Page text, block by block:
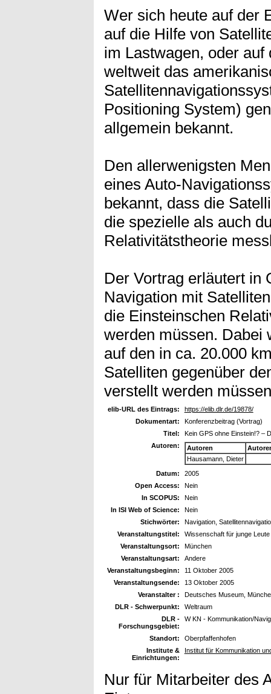
Wer sich heute auf der
auf die Hilfe von
im Lastwagen, oder
weltweit das
Positioning System)
allgemein bekannt.
Den allerwenigsten
eines Auto-
bekannt, dass die
die spezielle als auch
Relativitätstheorie
Der Vortrag erläutert in
Navigation mit
die Einsteinschen
werden müssen. Dabei
auf den in ca. 20.000
Satelliten gegenüber
verstellt werden
elib-URL des Eintrags:
https://elib.dlr.de/19878/
Dokumentart:
Konferenzbeitrag (Vortrag)
Titel:
Kein GPS ohne Einstein!? –
Autoren:
Autoren
Hausamann, Dieter
Datum:
2005
Open Access:
Nein
In SCOPUS:
Nein
In ISI Web of Science:
Nein
Stichwörter:
Navigation,
Veranstaltungstitel:
Wissenschaft für junge Leute
Veranstaltungsort:
München
Veranstaltungsart:
Andere
Veranstaltungsbeginn:
11 Oktober 2005
Veranstaltungsende:
13 Oktober 2005
Veranstalter :
Deutsches Museum,
DLR - Schwerpunkt:
Weltraum
DLR -
Forschungsgebiet:
W KN - Kommunikation/
Standort:
Oberpfaffenhofen
Institute &
Einrichtungen:
Institut für Kommunikation
Nur für Mitarbeiter des